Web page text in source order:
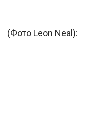
(Фото Leon Neal):